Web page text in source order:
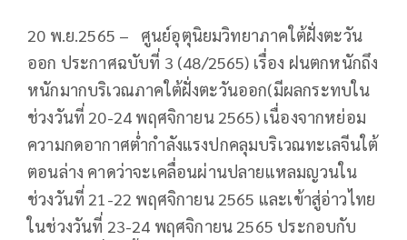
20 พ.ย.2565 – ศูนย์อุตุนิยมวิทยาภาคใต้ฝั่งตะวัน
ออก ประกาศฉบับที่ 3 (48/2565) เรื่อง ฝนตกหนักถึง
หนักมากบริเวณภาคใต้ฝั่งตะวันออก(มีผลกระทบใน
ช่วงวันที่ 20-24 พฤศจิกายน 2565) เนื่องจากหย่อม
ความกดอากาศต่ำกําลังแรงปกคลุมบริเวณทะเลจีนใต้
ตอนล่าง คาดว่าจะเคลื่อนผ่านปลายแหลมญวนใน
ช่วงวันที่ 21-22 พฤศจิกายน 2565 และเข้าสู่อ่าวไทย
ในช่วงวันที่ 23-24 พฤศจิกายน 2565 ประกอบกับ